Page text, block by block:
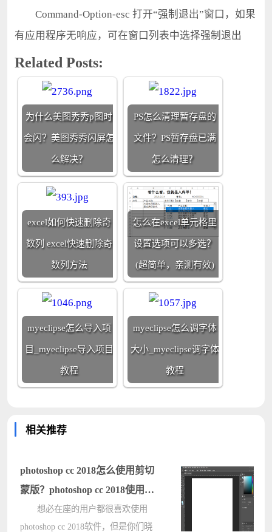
Command-Option-esc 打开“强制退出”窗口，如果
有应用程序无响应，可在窗口列表中选择强制退出
Related Posts:
为什么美图秀秀p图时
会闪？美图秀秀闪屏怎
么解决？
PS怎么清理暂存盘的
文件？PS暂存盘已满
怎么清理？
excel如何快速删除奇
数列 excel快速删除奇
数列方法
怎么在excel单元格里
设置选项可以多选？
(超简单，亲测有效)
myeclipse怎么导入项
目_myeclipse导入项目
教程
myeclipse怎么调字体
大小_myeclipse调字体
教程
相关推荐
photoshop cc 2018怎么使用剪切
蒙版？photoshop cc 2018使用剪
切蒙版的方法
想必在座的用户都很喜欢使用
photoshop cc 2018软件，但是你们晓